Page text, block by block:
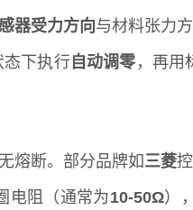
器受力方向 与材料张力
态下执行自动调零，再用
熔断。部分品牌如三菱
电阻（通常为10-50Ω）